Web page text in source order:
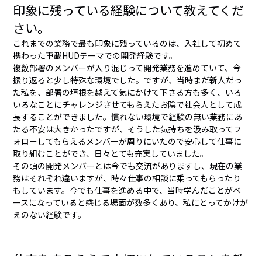
印象に残っている経験について教えてくだ
さい。
これまでの業務で最も印象に残っているのは、入社して初めて
携わった車載HUDテーマでの開発経験です。
複数部署のメンバーが入り混じって開発業務を進めていて、今
振り返ると少し特殊な環境でした。ですが、当時まだ新人だっ
た私を、部署の垣根を越えて気にかけて下さる方も多く、いろ
いろなことにチャレンジさせてもらえたお陰で社会人として成
長することができました。慣れない環境で経験の無い業務にあ
たる不安は大きかったですが、そうした気持ちを汲み取ってフ
ォローしてもらえるメンバーが周りにいたので安心して仕事に
取り組むことができ、日々とても充実していました。
その頃の開発メンバーとは今でも交流がありますし、現在の業
務はそれぞれ違いますが、時々仕事の相談に乗ってもらったり
もしています。今でも仕事を進める中で、当時学んだことがベ
ースになっていると感じる場面が数多くあり、私にとってかけが
えのない経験です。